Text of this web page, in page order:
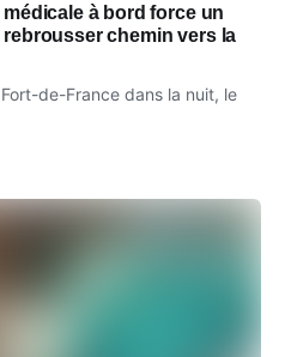
à bord force un
chemin vers la
de-France dans la nuit, le